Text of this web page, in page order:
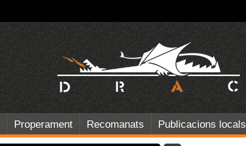
Properament Recomanats Publicacions locals